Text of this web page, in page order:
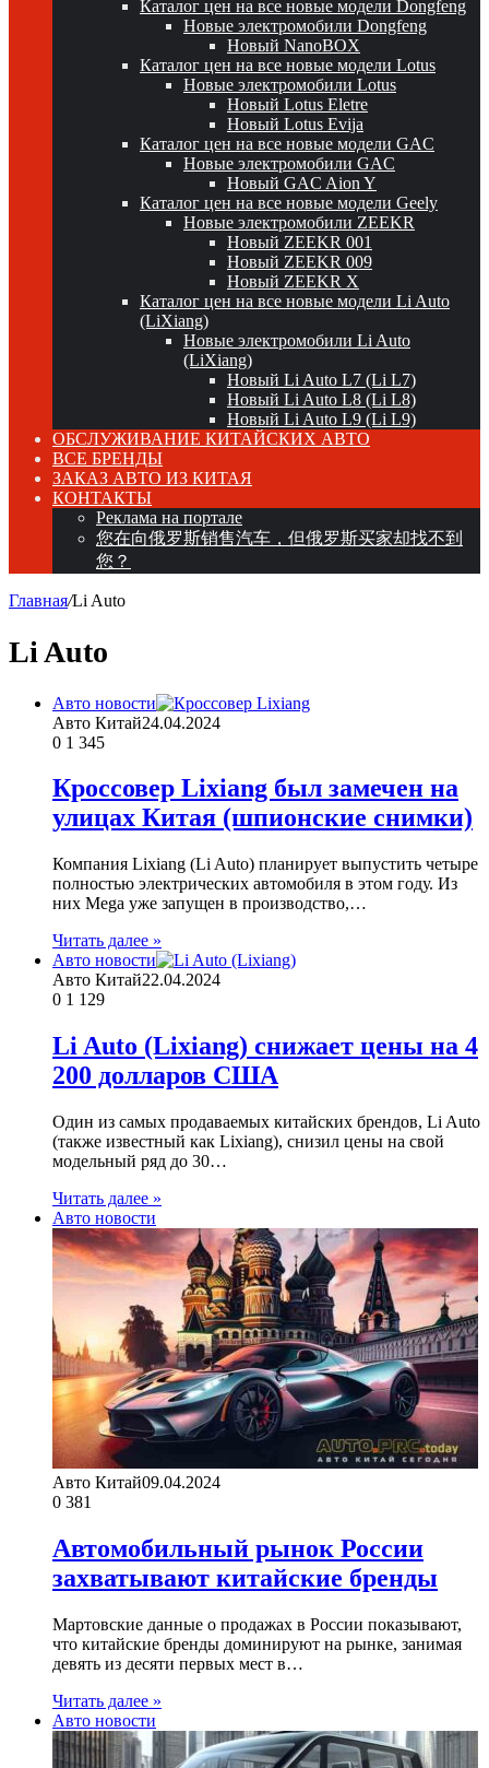
Каталог цен на все новые модели Dongfeng
Новые электромобили Dongfeng
Новый NanoBOX
Каталог цен на все новые модели Lotus
Новые электромобили Lotus
Новый Lotus Eletre
Новый Lotus Evija
Каталог цен на все новые модели GAC
Новые электромобили GAC
Новый GAC Aion Y
Каталог цен на все новые модели Geely
Новые электромобили ZEEKR
Новый ZEEKR 001
Новый ZEEKR 009
Новый ZEEKR X
Каталог цен на все новые модели Li Auto
(LiXiang)
Новые электромобили Li Auto
(LiXiang)
Новый Li Auto L7 (Li L7)
Новый Li Auto L8 (Li L8)
Новый Li Auto L9 (Li L9)
ОБСЛУЖИВАНИЕ КИТАЙСКИХ АВТО
ВСЕ БРЕНДЫ
ЗАКАЗ АВТО ИЗ КИТАЯ
КОНТАКТЫ
Реклама на портале
您在向俄罗斯销售汽车，但俄罗斯买家却找不到
您？
Главная/Li Auto
Li Auto
Авто новости
Авто Китай24.04.2024
0 1 345
Кроссовер Lixiang был замечен на
улицах Китая (шпионские снимки)
Компания Lixiang (Li Auto) планирует выпустить четыре
полностью электрических автомобиля в этом году. Из
них Mega уже запущен в производство,…
Читать далее »
Авто новости
Авто Китай22.04.2024
0 1 129
Li Auto (Lixiang) снижает цены на 4
200 долларов США
Один из самых продаваемых китайских брендов, Li Auto
(также известный как Lixiang), снизил цены на свой
модельный ряд до 30…
Читать далее »
Авто новости
Авто Китай09.04.2024
0 381
Автомобильный рынок России
захватывают китайские бренды
Мартовские данные о продажах в России показывают,
что китайские бренды доминируют на рынке, занимая
девять из десяти первых мест в…
Читать далее »
Авто новости